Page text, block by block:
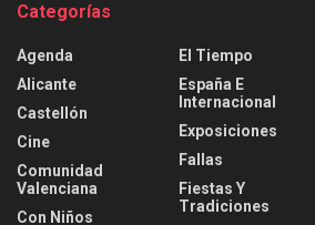
Categorías
Agenda
Alicante
Castellón
Cine
Comunidad
Valenciana
Con Niños
El Tiempo
España E
Internacional
Exposiciones
Fallas
Fiestas Y
Tradiciones